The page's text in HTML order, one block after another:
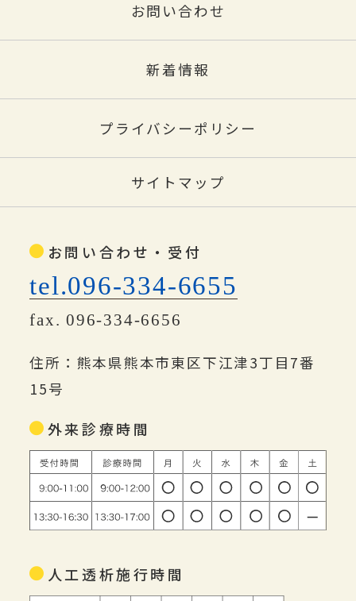
お問い合わせ
新着情報
プライバシーポリシー
サイトマップ
お問い合わせ・受付
tel.096-334-6655
fax. 096-334-6656
住所：熊本県熊本市東区下江津3丁目7番
15号
外来診療時間
人工透析施行時間